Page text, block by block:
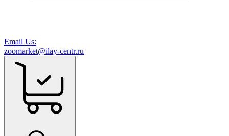
Email Us:
zoomarket@ilay-centr.ru